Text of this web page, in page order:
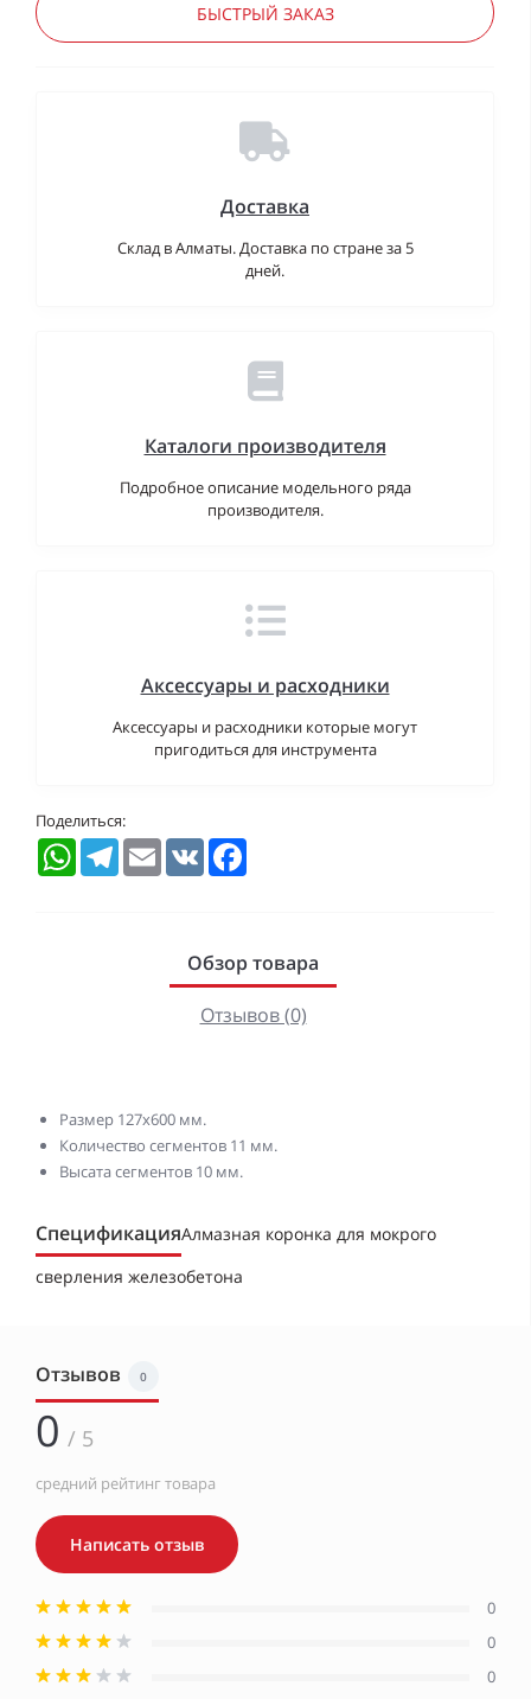
БЫСТРЫЙ ЗАКАЗ
Доставка
Склад в Алматы. Доставка по стране за 5
дней.
Каталоги производителя
Подробное описание модельного ряда
производителя.
Аксессуары и расходники
Аксессуары и расходники которые могут
пригодиться для инструмента
Поделиться:
WhatsAppTelegramEmail VK
Обзор товара
Отзывов (0)
Размер 127х600 мм.
Количество сегментов 11 мм.
Высата сегментов 10 мм.
СпецификацияАлмазная коронка для мокрого
сверления железобетона
Отзывов 0
0 / 5
средний рейтинг товара
Написать отзыв
0
0
0